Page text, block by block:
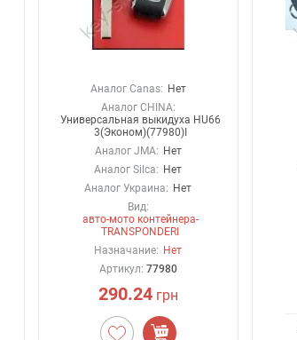
Аналог Canas: Нет
Аналог CHINA:
Универсальная выкидуха HU66
3(Эконом)(77980)I
Аналог JMA: Нет
Аналог Silca: Нет
Аналог Украина: Нет
Вид:
авто-мото контейнера-
TRANSPONDERI
Назначание: Нет
Артикул: 77980
290.24грн